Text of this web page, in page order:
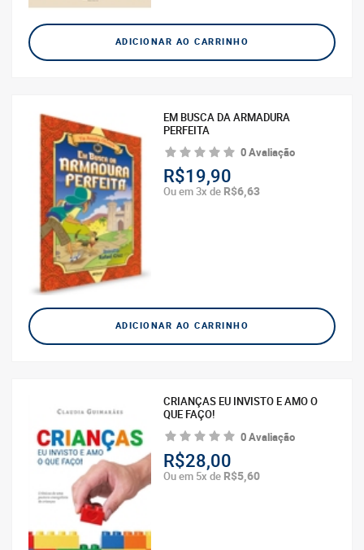
ADICIONAR AO CARRINHO
EM BUSCA DA ARMADURA
PERFEITA
0 Avaliação
R$19,90
Ou em 3x de R$6,63
ADICIONAR AO CARRINHO
CRIANÇAS EU INVISTO E AMO O
QUE FAÇO!
0 Avaliação
R$28,00
Ou em 5x de R$5,60